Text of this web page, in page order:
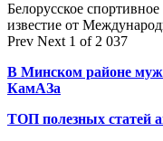
Белорусское
известие от
Prev Next 1 of 2 037
В Минском районе
КамАЗа
ТОП полезных статей